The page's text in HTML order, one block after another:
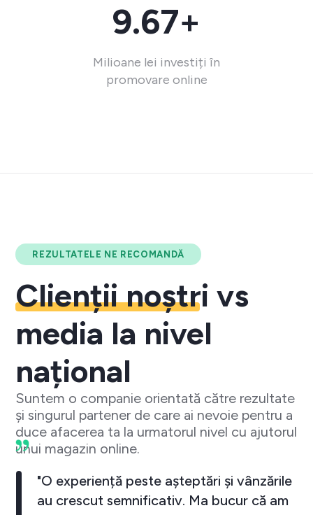
9.67+
Milioane lei investiți în
promovare online
REZULTATELE NE RECOMANDĂ
Clienții noștri vs
media la nivel
național
Suntem o companie orientată către rezultate
și singurul partener de care ai nevoie pentru a
duce afacerea ta la urmatorul nivel cu ajutorul
unui magazin online.
"O experiență peste așteptări și vânzările
au crescut semnificativ. Ma bucur că am